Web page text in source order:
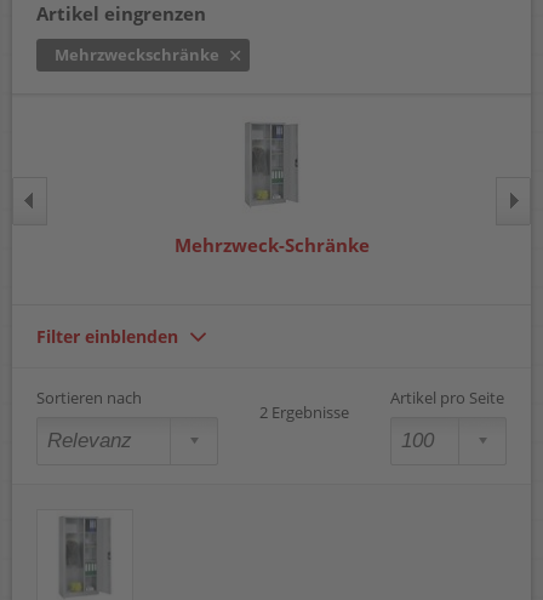
Artikel eingrenzen
Mehrzweckschränke
Mehrzweck-Schränke
Filter einblenden
Sortieren nach
2 Ergebnisse
Artikel pro Seite